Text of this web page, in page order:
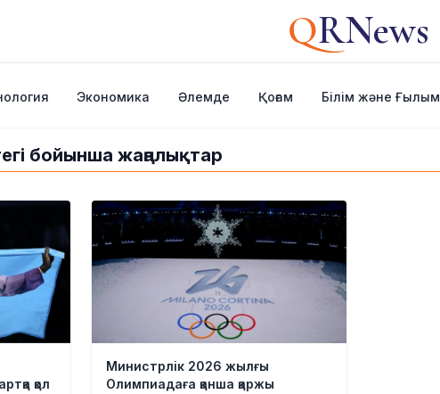
QRNews
Экономика Әлемде Қоғам Білім және Ғылым
бойынша жаңалықтар
қол
Министрлік 2026 жылғы
Олимпиадаға қанша қаржы